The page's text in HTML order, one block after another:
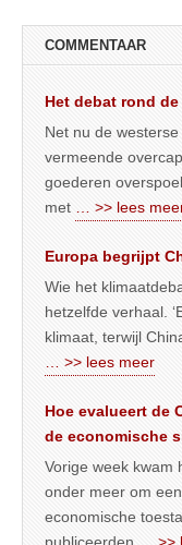
COMMENTAAR
Het debat rond de
Net nu de
vermeende
goederen
met
… >> lees
Europa begrijpt
Wie het
hetzelfde verhaal.
klimaat, terwijl
… >> lees meer
Hoe evalueert de
de economische
Vorige week kwam
onder meer om
economische